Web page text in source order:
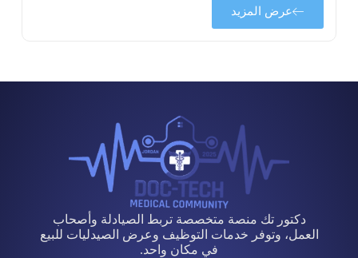
عرض المزيد
دكتور تك منصة متخصصة تربط الصيادلة وأصحاب
العمل، وتوفر خدمات التوظيف وعرض الصيدليات للبيع
في مكان واحد.